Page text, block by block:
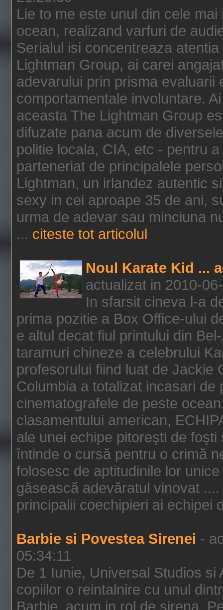
Lie to me este unul din cele
ocean, realizand varfuri de
Serialul isi concentreaza
Lightman Group, ai carei
adevarului prin prisma evaluarii
comportamentale involuntare.
aceasta The Lightman Group
difuzate pana acum de
politie locala, CIA, etc - pentru
parteneriat de principalele
Lightman, un irlandez autentic
sexy in cei aproape 35 de ani,
urma de adevar sau minciuna
... citeste tot articolul
Noul Karate Kid ...
actualizat in 2010-
In sfarsit cineva l-a
prima pozitie a Box Office-ului
e altul decat fiul printului din
taramuri chineze a celebrului
profesorului fiind luat de Jackie
Columbia a totalizat incasari
cinematografele de peste
clasamentului american,
ale unei echipe pitoreşti de
întinde o cursă pentru o crimă
folosesc de aptitudinile lor
găsească adevăratul vinovat
principalii coechipieri ai echipei
Barbie si Povestea Sirenei -
05:34:11
De 1 Iunie, Universal Studios si
copiilor o reintalnire cu unul
Barbie, acum in rol de sirena.